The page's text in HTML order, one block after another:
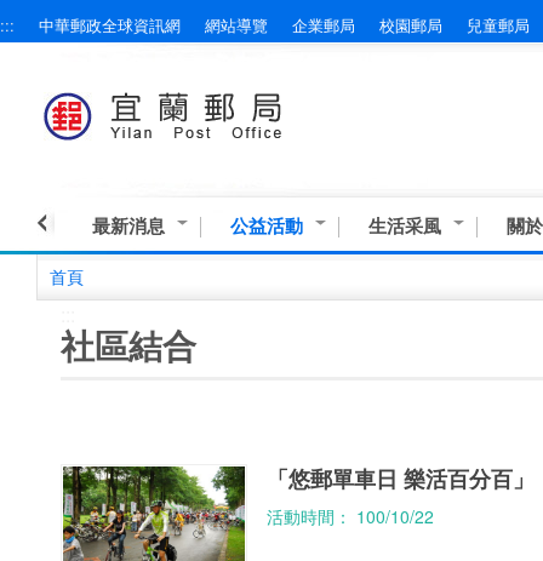
跳到主要內容區塊
::: 中華郵政全球資訊網 網站導覽 企業郵局 校園郵局 兒童郵局
最新消息 公益活動 生活采風 關
首頁
社區結合
「悠郵單車日 樂活百分百」
活動時間： 100/10/22